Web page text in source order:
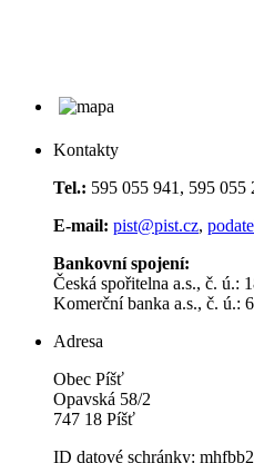
Kontakty
Tel.: 595 055 941, 595 055
E-mail: pist@pist.cz,
Bankovní spojení:
Česká spořitelna a.s., č. ú.:
Komerční banka a.s., č. ú.:
Adresa
Obec Píšť
Opavská 58/2
747 18 Píšť
ID datové schránky: